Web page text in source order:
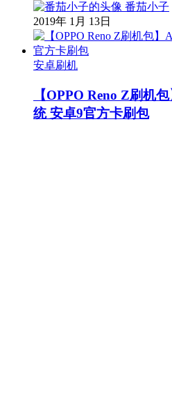
番茄小子
2019年 1月 13日
安卓刷机
【OPPO Reno Z刷机
统 安卓9官方卡刷包